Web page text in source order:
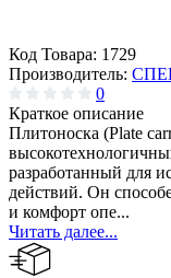
Код Товара: 1729
Производитель:
0
Краткое описание
Плитоноска (Plate
разработанный для
действий. Он
и комфорт опе...
Читать далее...